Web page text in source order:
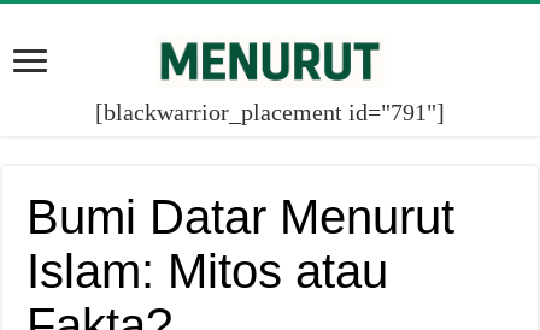
[blackwarrior_placement id="791"]
Bumi Datar Menurut
Islam: Mitos atau